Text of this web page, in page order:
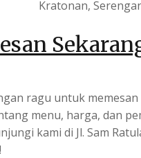
Kratonan,
ragu untuk
menu, harga, dan
kami di Jl. Sam